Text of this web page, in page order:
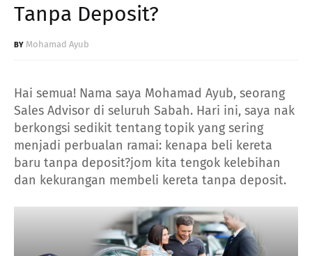
Tanpa Deposit?
Mohamad Ayub
Hai semua! Nama saya Mohamad Ayub, seorang
Sales Advisor di seluruh Sabah. Hari ini, saya nak
berkongsi sedikit tentang topik yang sering
menjadi perbualan ramai: kenapa beli kereta
baru tanpa deposit?jom kita tengok kelebihan
dan kekurangan membeli kereta tanpa deposit.